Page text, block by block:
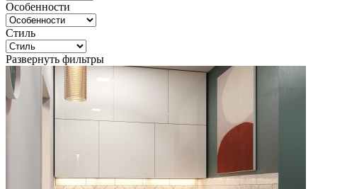
Особенности
Стиль
Развернуть фильтры